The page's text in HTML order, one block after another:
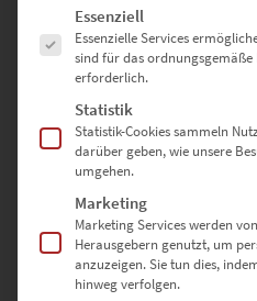
Diese Kraft entfalten nur
festhält.
Moderne Poster
Hier im Shop hast du zudem eine
modernen Postern, die in
können. Bei den Postern sind
dem Bereich Chromakey sehr
Es folgt eine Liste der Service-
Essenziell
Essenzielle Services
sind für das ordnungsgemäße
erforderlich.
Statistik
Statistik-Cookies sammeln
darüber geben, wie unsere
umgehen.
Marketing
Marketing Services werden
Herausgebern genutzt, um
anzuzeigen. Sie tun dies,
hinweg verfolgen.